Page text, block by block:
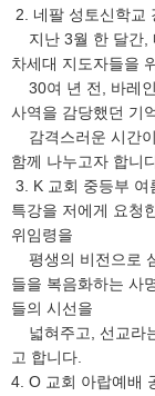
2. 네팔 성토신학교
지난 3월 한 달간,
차세대 지도자들을
30여 년 전, 바레
사역을 감당했던 기
감격스러운 시간
함께 나누고자 합니
3. K 교회 중등부 여
특강을 저에게 요청
위임령을
평생의 비전으로
들을 복음화하는 사
들의 시선을
넓혀주고, 선교라
고 합니다.
4. O 교회 아랍예배